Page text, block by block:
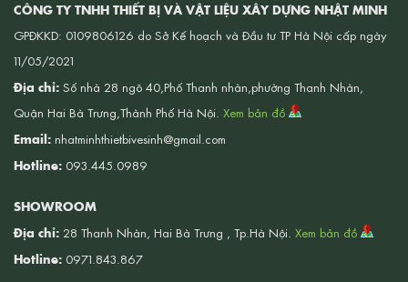
CÔNG TY TNHH THIẾT BỊ VÀ VẬT LIỆU XÂY DỰNG NHẬT MINH
GPĐKKD: 0109806126 do Sở Kế hoạch và Đầu tư TP Hà Nội cấp ngày
11/05/2021
Địa chỉ: Số nhà 28 ngõ 40,Phố Thanh nhàn,phường Thanh Nhàn,
Quận Hai Bà Trưng,Thành Phố Hà Nội. Xem bản đồ
Email: nhatminhthietbivesinh@gmail.com
Hotline: 093.445.0989
SHOWROOM
Địa chỉ: 28 Thanh Nhàn, Hai Bà Trưng , Tp.Hà Nội. Xem bản đồ
Hotline: 0971.843.867